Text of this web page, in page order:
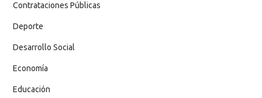
Contrataciones Públicas
Deporte
Desarrollo Social
Economía
Educación